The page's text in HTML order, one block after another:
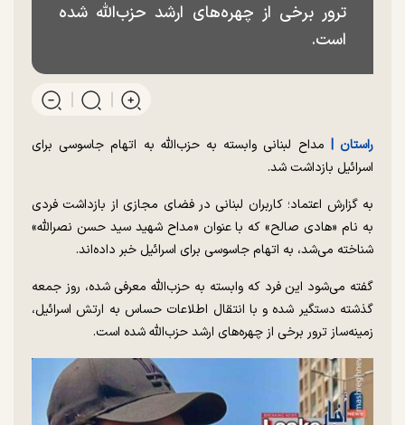
ترور برخی از چهره‌های ارشد حزب‌الله شده
است.
راستان | مداح لبنانی وابسته به حزب‌الله به اتهام جاسوسی برای
اسرائیل بازداشت شد.
به گزارش اعتماد؛ کاربران لبنانی در فضای مجازی از بازداشت فردی
به نام «هادی صالح» که با عنوان «مداح شهید سید حسن نصرالله»
شناخته می‌شد، به اتهام جاسوسی برای اسرائیل خبر داده‌اند.
گفته می‌شود این فرد که وابسته به حزب‌الله معرفی شده، روز جمعه
گذشته دستگیر شده و با انتقال اطلاعات حساس به ارتش اسرائیل،
زمینه‌ساز ترور برخی از چهره‌های ارشد حزب‌الله شده است.